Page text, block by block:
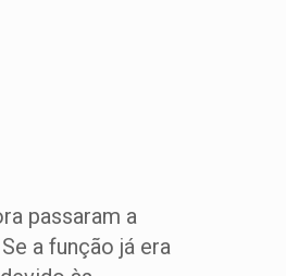
passaram a
a função já era